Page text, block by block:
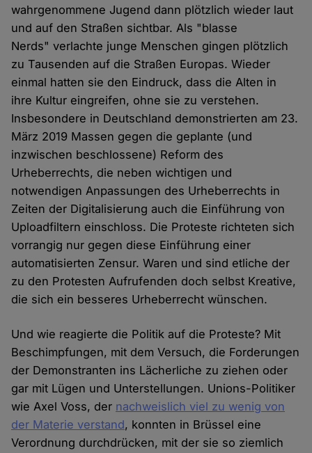
wahrgenommene Jugend dann plötzlich wieder laut
und auf den Straßen sichtbar. Als "blasse
Nerds" verlachte junge Menschen gingen plötzlich
zu Tausenden auf die Straßen Europas. Wieder
einmal hatten sie den Eindruck, dass die Alten in
ihre Kultur eingreifen, ohne sie zu verstehen.
Insbesondere in Deutschland demonstrierten am 23.
März 2019 Massen gegen die geplante (und
inzwischen beschlossene) Reform des
Urheberrechts, die neben wichtigen und
notwendigen Anpassungen des Urheberrechts in
Zeiten der Digitalisierung auch die Einführung von
Uploadfiltern einschloss. Die Proteste richteten sich
vorrangig nur gegen diese Einführung einer
automatisierten Zensur. Waren und sind etliche der
zu den Protesten Aufrufenden doch selbst Kreative,
die sich ein besseres Urheberrecht wünschen.
Und wie reagierte die Politik auf die Proteste? Mit
Beschimpfungen, mit dem Versuch, die Forderungen
der Demonstranten ins Lächerliche zu ziehen oder
gar mit Lügen und Unterstellungen. Unions-Politiker
wie Axel Voss, der nachweislich viel zu wenig von
der Materie verstand, konnten in Brüssel eine
Verordnung durchdrücken, mit der sie so ziemlich